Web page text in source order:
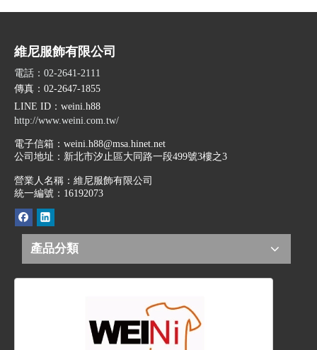
維尼服飾有限公司
電話：02-2641-2111
傳真：02-2647-1855
LINE ID ：weini.h88
http://www.weini.com.tw/
電子信箱： weini.h88@msa.hinet.net
公司地址： 新北市汐止區大同路一段499號3樓之3
營業人名稱：維尼服飾有限公司
統一編號：16192073
產品分類